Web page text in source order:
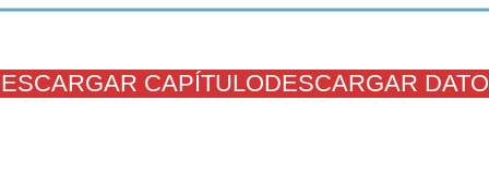
CAPÍTULODESCARGAR